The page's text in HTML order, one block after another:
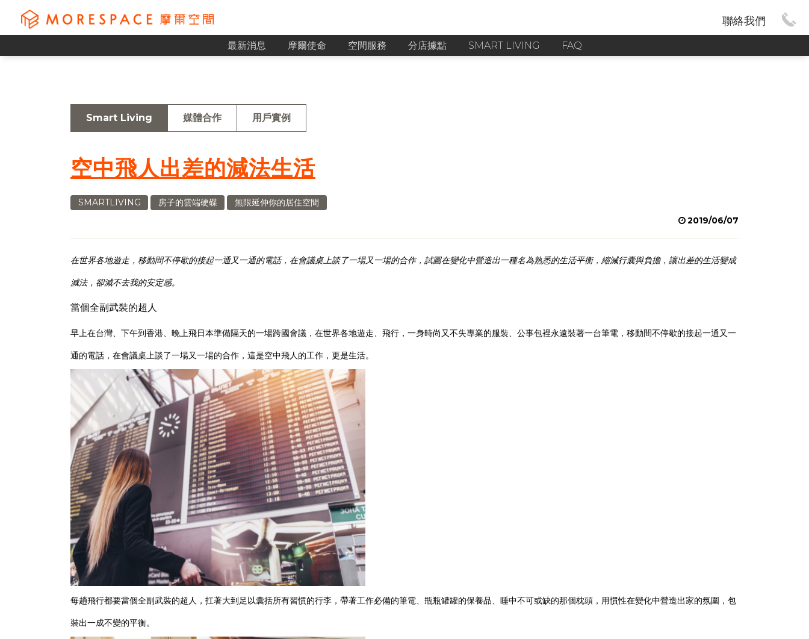
聯絡我們
最新消息 摩爾使命 空間服務 分店據點 SMART LIVING FAQ
Smart Living 媒體合作 用戶實例
空中飛人出差的減法生活
SMARTLIVING 房子的雲端硬碟
無限延伸你的居住空間
2019/06/07
在世界各地遊走，移動間不停歇的接起一通又一通的電話，在會議桌上談了一場又一場的合作，試圖在變化中營造出一種名為熟悉的生活平衡，縮減行囊與負擔，讓出差的生活變成
減法，卻減不去我的安定感。
當個全副武裝的超人
早上在台灣、下午到香港、晚上飛日本準備隔天的一場跨國會議，在世界各地遊走、飛行，一身時尚又不失專業的服裝、公事包裡永遠裝著一台筆電，移動間不停歇的接起一通又一
通的電話，在會議桌上談了一場又一場的合作，這是空中飛人的工作，更是生活。
每趟飛行都要當個全副武裝的超人，扛著大到足以囊括所有習慣的行李，帶著工作必備的筆電、瓶瓶罐罐的保養品、睡中不可或缺的那個枕頭，用慣性在變化中營造出家的氛圍，包
裝出一成不變的平衡。